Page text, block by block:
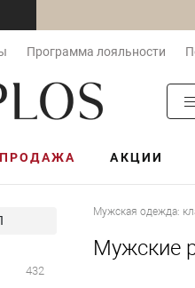
Программа лояльности
АКЦИИ
432
Мужская одежда:
Мужские